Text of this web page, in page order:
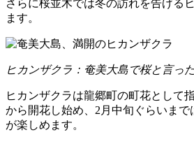
さらに桜並木では冬の訪れを告げる
ます。
ヒカンザクラ：奄美大島で桜と言っ
ヒカンザクラは龍郷町の町花として
から開花し始め、2月中旬ぐらいま
が楽しめます。